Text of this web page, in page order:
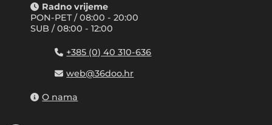
Radno vrijeme
PON-PET / 08:00 - 20:00
SUB / 08:00 - 12:00
+385 (0) 40 310-636
web@36doo.hr
O nama